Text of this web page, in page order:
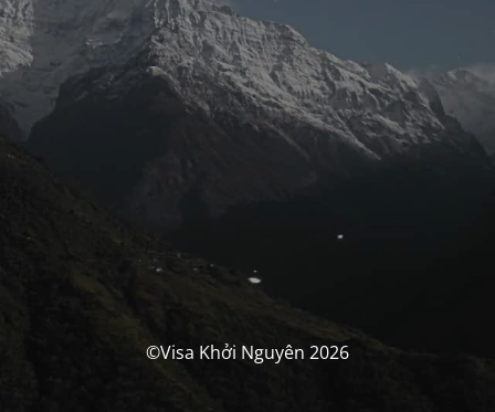
©Visa Khởi Nguyên 2026